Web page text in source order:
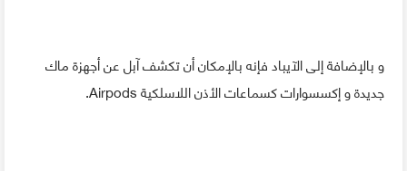
و بالإضافة إلى الآيباد فإنه بالإمكان أن تكشف آبل عن أجهزة ماك
جديدة و إكسسوارات كسماعات الأذن اللاسلكية Airpods.